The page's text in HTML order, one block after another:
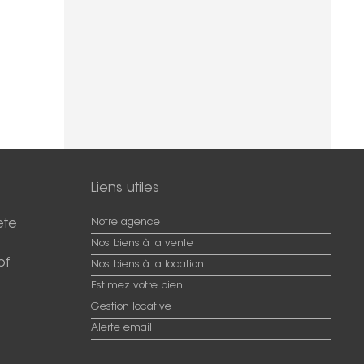
Liens utiles
Notre agence
Nos biens à la vente
Nos biens à la location
Estimez votre bien
Gestion locative
Alerte email